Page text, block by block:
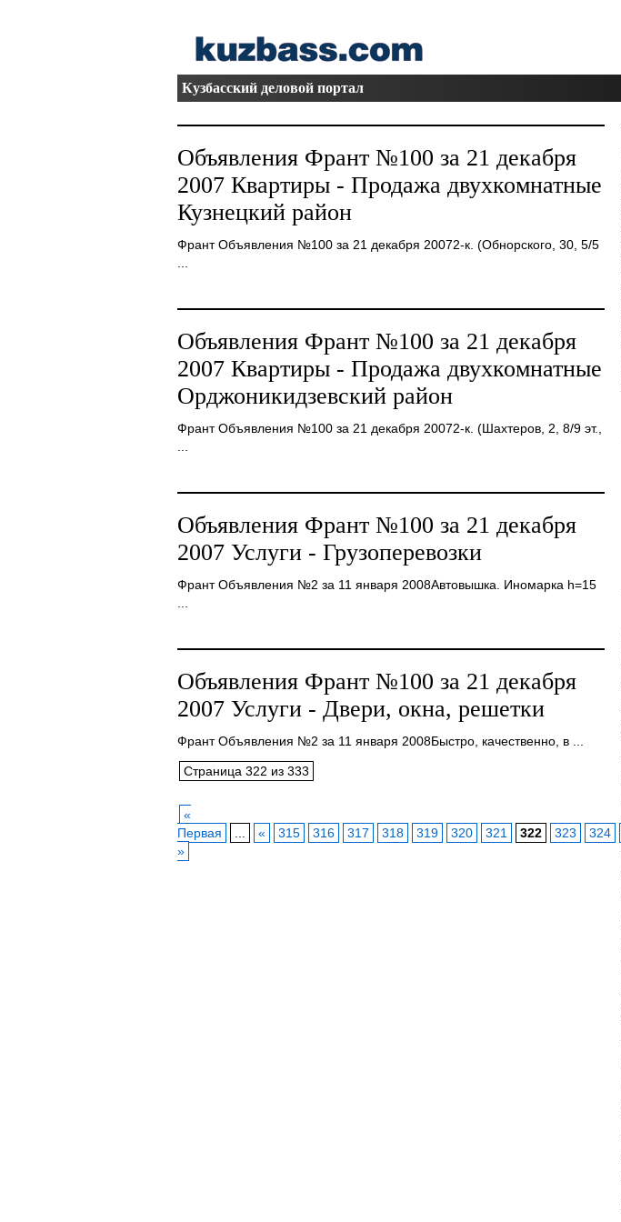
Кузбасский деловой портал
Объявления Франт №100 за 21 декабря
2007 Квартиры - Продажа двухкомнатные
Кузнецкий район
Франт Объявления №100 за 21 декабря 20072-к. (Обнорского, 30, 5/5
Объявления Франт №100 за 21 декабря
2007 Квартиры - Продажа двухкомнатные
Орджоникидзевский район
Франт Объявления №100 за 21 декабря 20072-к. (Шахтеров, 2, 8/9 эт.,
Объявления Франт №100 за 21 декабря
2007 Услуги - Грузоперевозки
Франт Объявления №2 за 11 января 2008Автовышка. Иномарка h=15
Объявления Франт №100 за 21 декабря
2007 Услуги - Двери, окна, решетки
Франт Объявления №2 за 11 января 2008Быстро, качественно, в ...
Страница 322 из 333
«
Первая
« 315 316 317 318 319 320 321 322 323 324
»